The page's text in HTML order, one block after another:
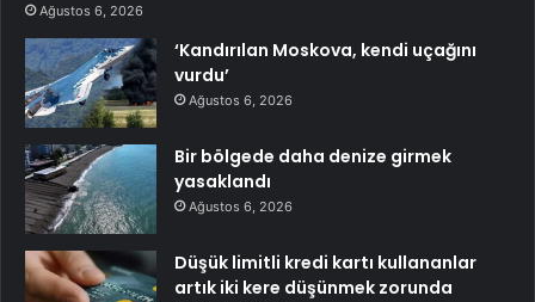
Ağustos 6, 2026
‘Kandırılan Moskova, kendi uçağını
vurdu’
Ağustos 6, 2026
Bir bölgede daha denize girmek
yasaklandı
Ağustos 6, 2026
Düşük limitli kredi kartı kullananlar
artık iki kere düşünmek zorunda